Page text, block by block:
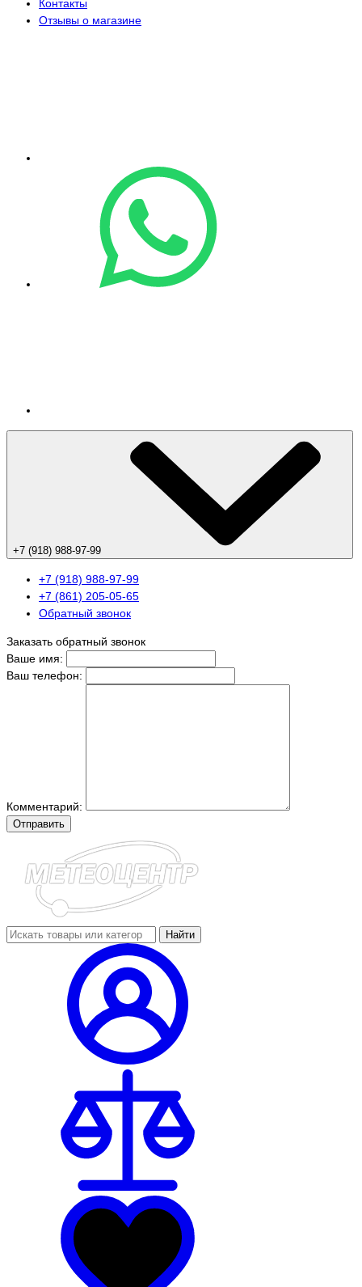
Контакты
Отзывы о магазине
+7 (918) 988-97-99
+7 (918) 988-97-99
+7 (861) 205-05-65
Обратный звонок
Заказать обратный звонок
Ваше имя:
Ваш телефон:
Комментарий:
Отправить
Найти